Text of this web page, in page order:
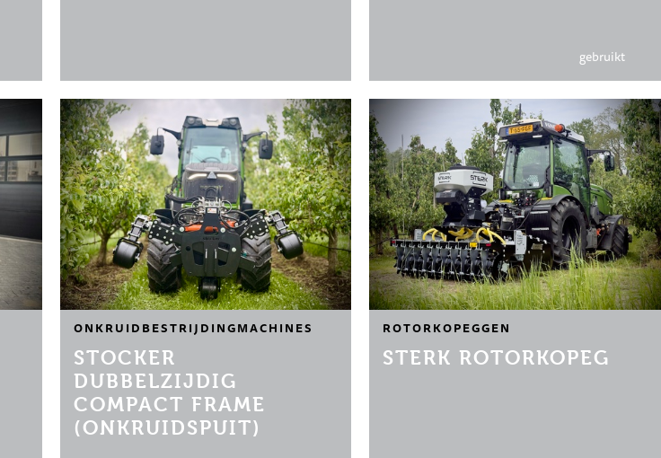
gebruikt
ONKRUIDBESTRIJDINGMACHINES
STOCKER
DUBBELZIJDIG
COMPACT FRAME
(ONKRUIDSPUIT)
ROTORKOPEGGEN
STERK ROTORKOPEG